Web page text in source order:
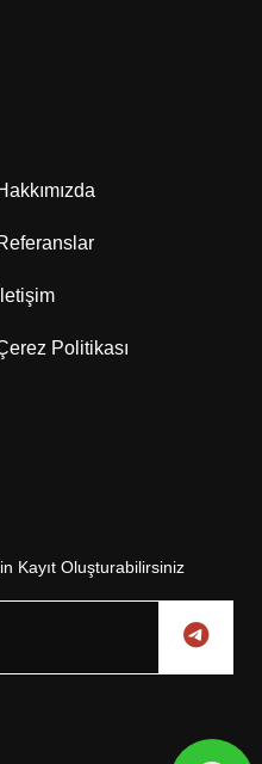
İletişim
Politikası
Kayıt Oluşturabilirsiniz